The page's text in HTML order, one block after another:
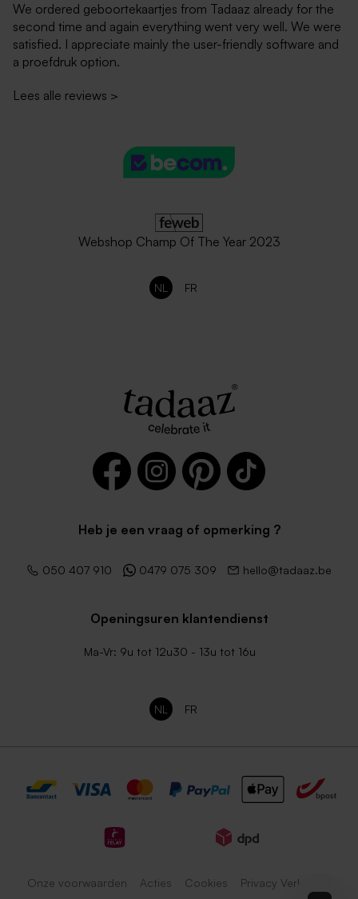
We ordered geboortekaartjes from Tadaaz already for the
second time and again everything went very well. We were
satisfied. I appreciate mainly the user-friendly software and
a proefdruk option.
Lees alle reviews >
Webshop Champ Of The Year 2023
NL FR
Heb je een vraag of opmerking ?
050 407 910 0479 075 309 hello@tadaaz.be
Openingsuren klantendienst
Ma-Vr: 9u tot 12u30 - 13u tot 16u
NL FR
Onze voorwaarden Acties Cookies Privacy Verklaring